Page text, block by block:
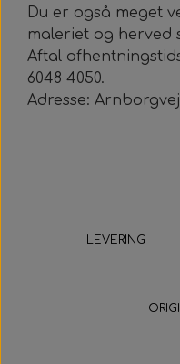
Du er også meget
maleriet og herved
Aftal
6048 4050.
Adresse:
LEVERING